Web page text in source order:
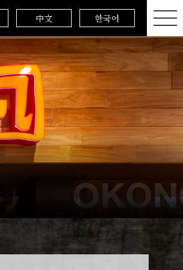
中文 한국어